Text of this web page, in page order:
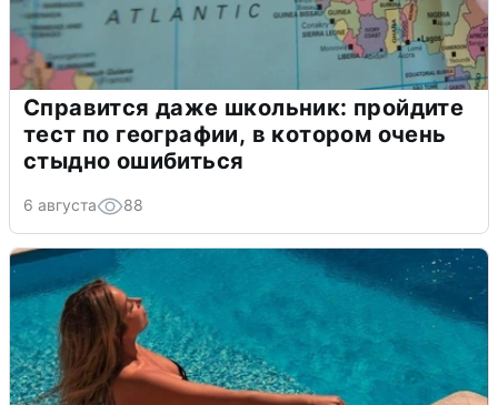
Справится даже школьник: пройдите
тест по географии, в котором очень
стыдно ошибиться
6 августа 88